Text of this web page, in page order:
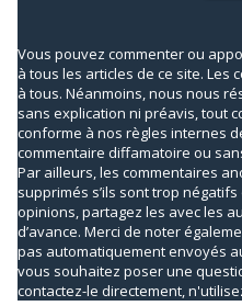
Vous pouvez commenter ou
à tous les articles de ce site. Les
à tous. Néanmoins, nous nous
sans explication ni préavis, tout
conforme à nos règles internes
commentaire diffamatoire ou
Par ailleurs, les commentaires
supprimés s’ils sont trop
opinions, partagez les avec les
d’avance. Merci de noter
pas automatiquement envoyés
vous souhaitez poser une
contactez-le directement,